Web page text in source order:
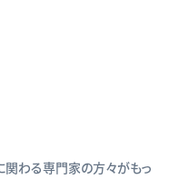
関わる専門家の方々がもっ